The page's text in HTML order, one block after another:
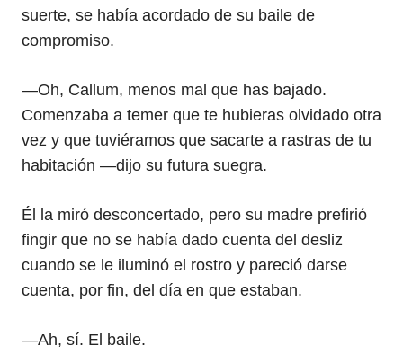
suerte, se había acordado de su baile de
compromiso.
—Oh, Callum, menos mal que has bajado.
Comenzaba a temer que te hubieras olvidado otra
vez y que tuviéramos que sacarte a rastras de tu
habitación —dijo su futura suegra.
Él la miró desconcertado, pero su madre prefirió
fingir que no se había dado cuenta del desliz
cuando se le iluminó el rostro y pareció darse
cuenta, por fin, del día en que estaban.
—Ah, sí. El baile.